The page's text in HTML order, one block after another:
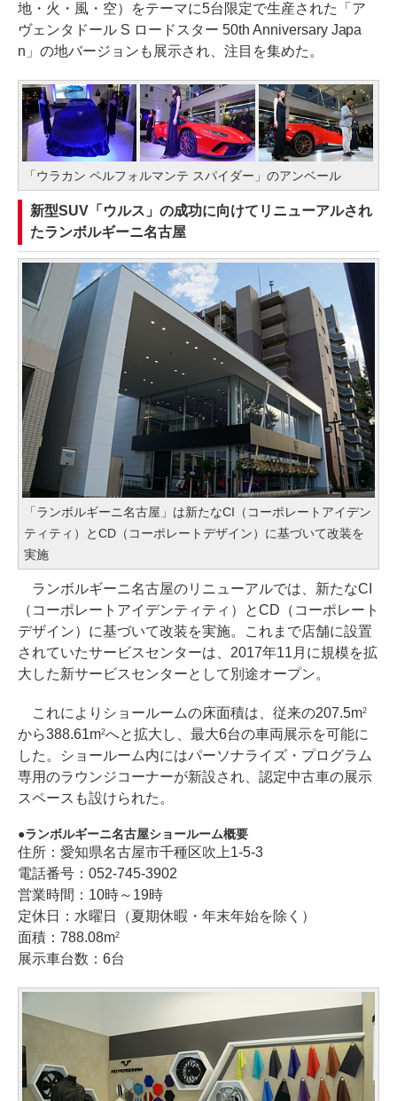
地・火・風・空）をテーマに5台限定で生産された「ア
ヴェンタドール S ロードスター 50th Anniversary Japa
n」の地バージョンも展示され、注目を集めた。
「ウラカン ペルフォルマンテ スパイダー」のアンベール
新型SUV「ウルス」の成功に向けてリニューアルされ
たランボルギーニ名古屋
「ランボルギーニ名古屋」は新たなCI（コーポレートアイデン
ティティ）とCD（コーポレートデザイン）に基づいて改装を
実施
ランボルギーニ名古屋のリニューアルでは、新たなCI
（コーポレートアイデンティティ）とCD（コーポレート
デザイン）に基づいて改装を実施。これまで店舗に設置
されていたサービスセンターは、2017年11月に規模を拡
大した新サービスセンターとして別途オープン。
これによりショールームの床面積は、従来の207.5m2
から388.61m2へと拡大し、最大6台の車両展示を可能に
した。ショールーム内にはパーソナライズ・プログラム
専用のラウンジコーナーが新設され、認定中古車の展示
スペースも設けられた。
ランボルギーニ名古屋ショールーム概要
住所：愛知県名古屋市千種区吹上1-5-3
電話番号：052-745-3902
営業時間：10時～19時
定休日：水曜日（夏期休暇・年末年始を除く）
面積：788.08m2
展示車台数：6台